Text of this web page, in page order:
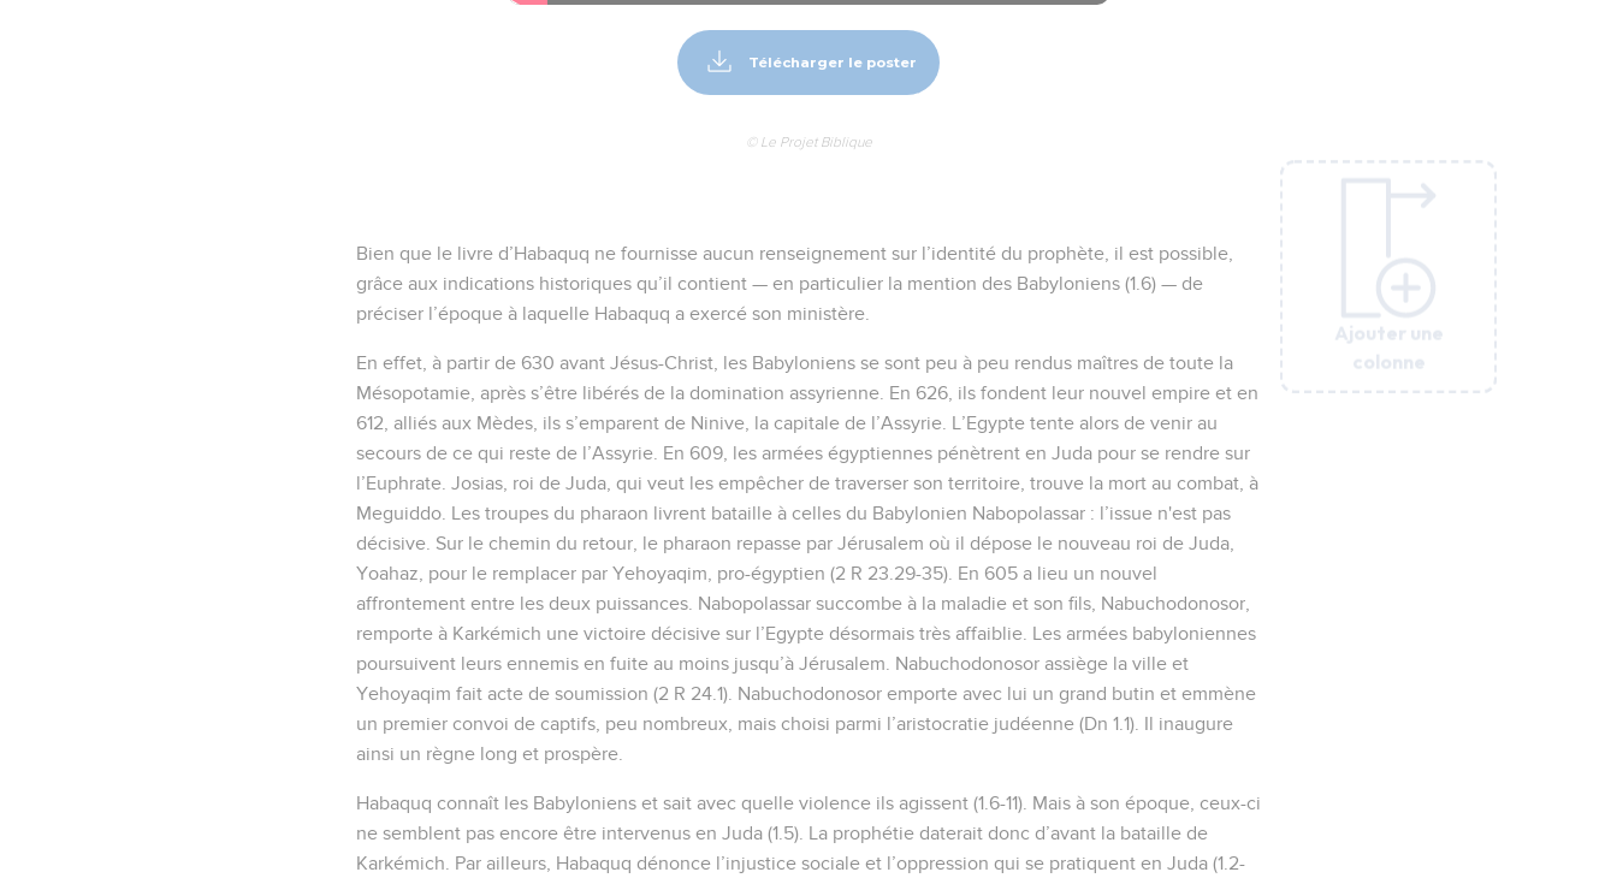
Ajouter une
colonne
Ajouter une
colonne
Télécharger le poster
© Le Projet Biblique
Bien que le livre d’Habaquq ne fournisse aucun renseignement sur l’identité du prophète, il est possible,
grâce aux indications historiques qu’il contient — en particulier la mention des Babyloniens (1.6) — de
préciser l’époque à laquelle Habaquq a exercé son ministère.
En effet, à partir de 630 avant Jésus-Christ, les Babyloniens se sont peu à peu rendus maîtres de toute la
Mésopotamie, après s’être libérés de la domination assyrienne. En 626, ils fondent leur nouvel empire et en
612, alliés aux Mèdes, ils s’emparent de Ninive, la capitale de l’Assyrie. L’Egypte tente alors de venir au
secours de ce qui reste de l’Assyrie. En 609, les armées égyptiennes pénètrent en Juda pour se rendre sur
l’Euphrate. Josias, roi de Juda, qui veut les empêcher de traverser son territoire, trouve la mort au combat, à
Meguiddo. Les troupes du pharaon livrent bataille à celles du Babylonien Nabopolassar : l’issue n'est pas
décisive. Sur le chemin du retour, le pharaon repasse par Jérusalem où il dépose le nouveau roi de Juda,
Yoahaz, pour le remplacer par Yehoyaqim, pro-égyptien (2 R 23.29-35). En 605 a lieu un nouvel
affrontement entre les deux puissances. Nabopolassar succombe à la maladie et son fils, Nabuchodonosor,
remporte à Karkémich une victoire décisive sur l’Egypte désormais très affaiblie. Les armées babyloniennes
poursuivent leurs ennemis en fuite au moins jusqu’à Jérusalem. Nabuchodonosor assiège la ville et
Yehoyaqim fait acte de soumission (2 R 24.1). Nabuchodonosor emporte avec lui un grand butin et emmène
un premier convoi de captifs, peu nombreux, mais choisi parmi l’aristocratie judéenne (Dn 1.1). Il inaugure
ainsi un règne long et prospère.
Habaquq connaît les Babyloniens et sait avec quelle violence ils agissent (1.6-11). Mais à son époque, ceux-ci
ne semblent pas encore être intervenus en Juda (1.5). La prophétie daterait donc d’avant la bataille de
Karkémich. Par ailleurs, Habaquq dénonce l’injustice sociale et l’oppression qui se pratiquent en Juda (1.2-
Ajouter une
colonne
Ajouter une
colonne
Ajouter une
colonne